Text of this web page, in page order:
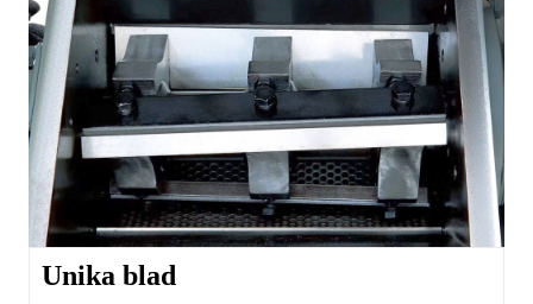
Unika blad